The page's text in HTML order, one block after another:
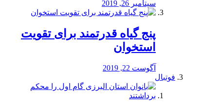
سپتامبر 26, 2019
پنج گیاه قدرتمند برای تقویت
استخوان
آگوست 22, 2019
فوتبال